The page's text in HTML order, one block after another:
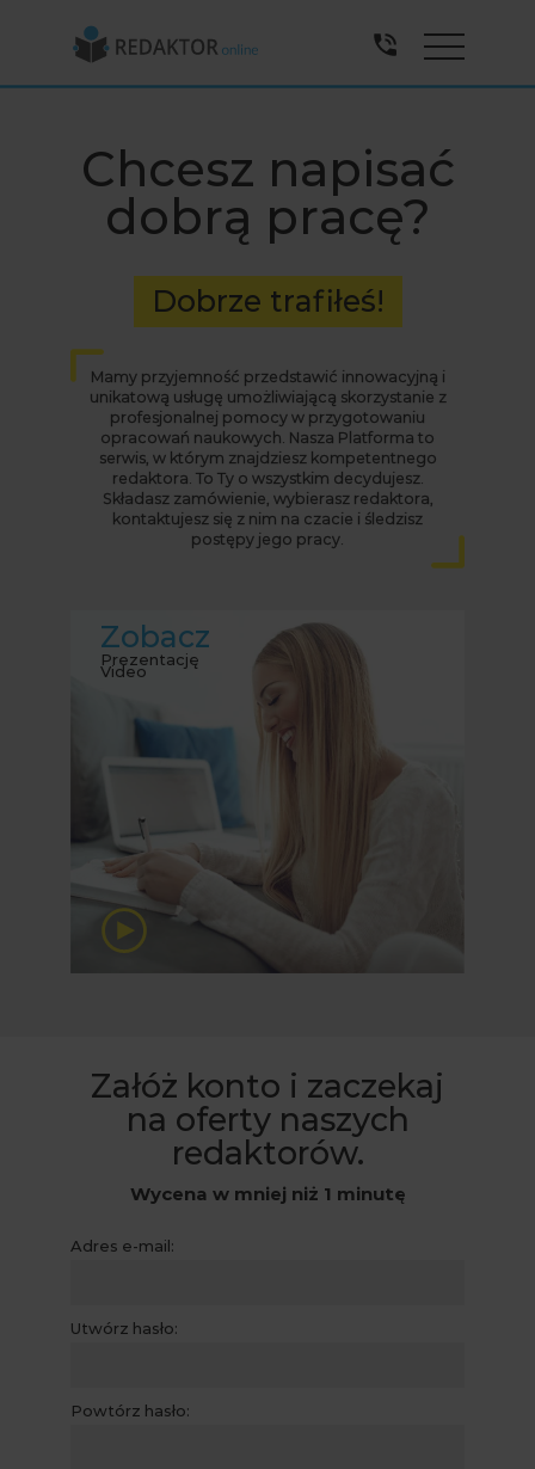
Menu
Chcesz napisać
dobrą pracę?
Dobrze trafiłeś!
Mamy przyjemność przedstawić innowacyjną i
unikatową usługę umożliwiającą skorzystanie z
profesjonalnej pomocy w przygotowaniu
opracowań naukowych. Nasza Platforma to
serwis, w którym znajdziesz kompetentnego
redaktora. To Ty o wszystkim decydujesz.
Składasz zamówienie, wybierasz redaktora,
kontaktujesz się z nim na czacie i śledzisz
postępy jego pracy.
Zobacz
Prezentację
Video
Załóż konto i zaczekaj
na oferty naszych
redaktorów.
Wycena w mniej niż 1 minutę
Adres e-mail:
Utwórz hasło:
Powtórz hasło: